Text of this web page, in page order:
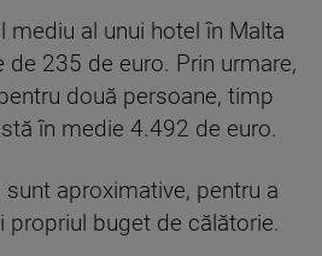
mediu al unui hotel în Malta
de 235 de euro. Prin urmare,
două persoane, timp
în medie 4.492 de euro.
aproximative, pentru a
propriul buget de călătorie.